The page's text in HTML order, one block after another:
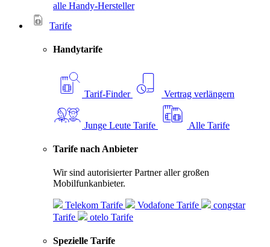
alle Handy-Hersteller
Tarife
Handytarife
Tarif-Finder Vertrag verlängern
Junge Leute Tarife Alle Tarife
Tarife nach Anbieter
Wir sind autorisierter Partner aller großen
Mobilfunkanbieter.
Telekom Tarife Vodafone Tarife
congstar
Tarife
otelo Tarife
Spezielle Tarife